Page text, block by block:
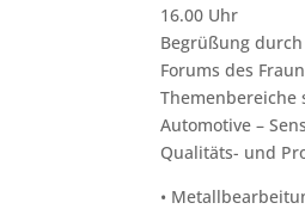
16.00 Uhr
Begrüßung
Forums des
Themenbereiche
Automotive –
Qualitäts- und
•